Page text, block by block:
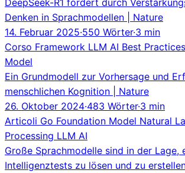
Denken in Sprachmodellen | Nature
14. Februar 2025·550 Wörter·3 min
Corso Framework LLM AI Best Practices
Model
Ein Grundmodell zur Vorhersage und
menschlichen Kognition | Nature
26. Oktober 2024·483 Wörter·3 min
Articoli Go Foundation Model Natural
Processing LLM AI
Große Sprachmodelle sind in der Lage,
Intelligenztests zu lösen und zu erstellen